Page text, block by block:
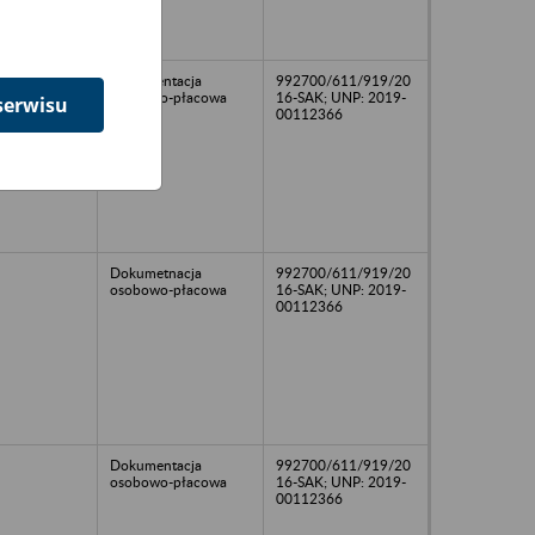
Dokumentacja
osobowo-płacowa
992700/611/919/20
16-SAK; UNP: 2019-
00112366
Dokumetnacja
osobowo-płacowa
992700/611/919/20
16-SAK; UNP: 2019-
00112366
Dokumentacja
osobowo-płacowa
992700/611/919/20
16-SAK; UNP: 2019-
00112366